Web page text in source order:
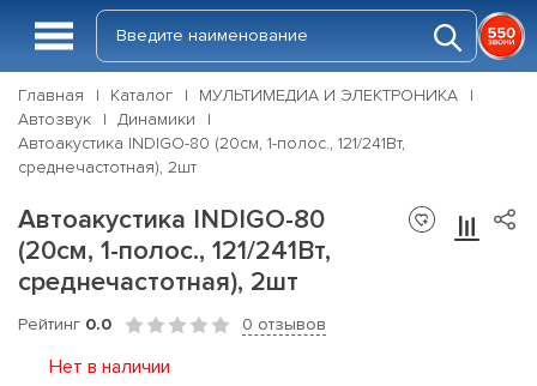
Главная Каталог
МУЛЬТИМЕДИА И ЭЛЕКТРОНИКА
Автозвук
Динамики
Автоакустика INDIGO-80 (20см, 1-полос., 121/241Вт,
среднечастотная), 2шт
Автоакустика INDIGO-80
(20см, 1-полос., 121/241Вт,
среднечастотная), 2шт
Рейтинг 0.0 0 отзывов
Нет в наличии